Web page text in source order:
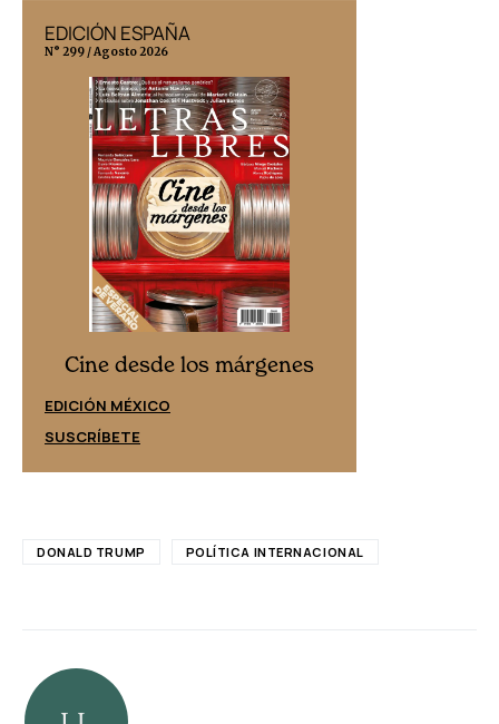
EDICIÓN ESPAÑA
N° 299 / Agosto 2026
Cine desde los márgenes
EDICIÓN MÉXICO
SUSCRÍBETE
DONALD TRUMP POLÍTICA INTERNACIONAL